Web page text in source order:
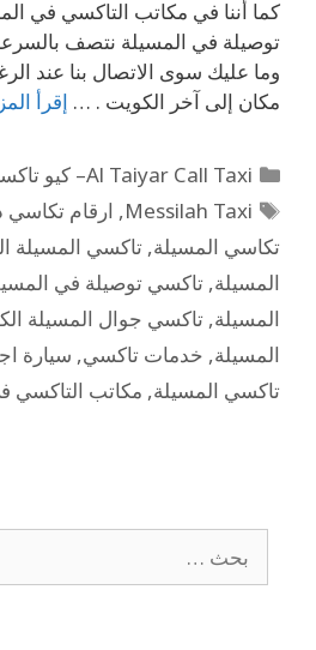
كما أننا في مكاتب التاكسي في
توصيلة في المسيلة نتصف
وما عليك سوى الاتصال بنا عند
مكان إلى آخر الكويت . … إقرأ
Al Taiyar Call Taxi– كيو تاكسي
Messilah Taxi
, ارقام
تكاسي المسيلة, تاكسي المسيلة
المسيلة, تاكسي توصيلة في
المسيلة, تاكسي جوال المسيلة
المسيلة, خدمات تاكسي, سيارة
تاكسي المسيلة, مكاتب التاكسي